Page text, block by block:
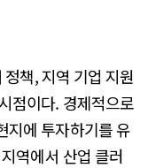
책, 지역 기업 지원
점이다. 경제적으로
지에 투자하기를 유
역에서 산업 클러